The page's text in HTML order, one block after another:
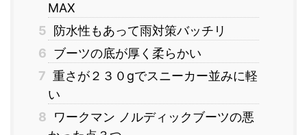
MAX
5 防水性もあって雨対策バッチリ
6 ブーツの底が厚く柔らかい
7 重さが２３０gでスニーカー並みに軽
い
8
ワークマン ノルディックブーツの悪